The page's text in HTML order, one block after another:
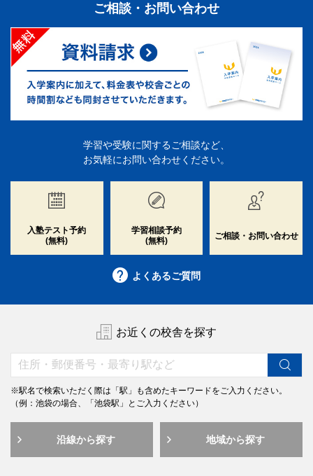
ご相談・お問い合わせ
学習や受験に関するご相談など、
お気軽にお問い合わせください。
入塾テスト予約
(無料)
学習相談予約
(無料)
ご相談・お問い合わせ
よくあるご質問
お近くの校舎を探す
※駅名で検索いただく際は「駅」も含めたキーワードをご入力ください。
（例：池袋の場合、「池袋駅」とご入力ください）
沿線から探す 地域から探す